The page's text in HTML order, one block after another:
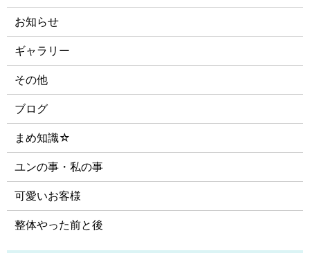
お知らせ
ギャラリー
その他
ブログ
まめ知識☆
ユンの事・私の事
可愛いお客様
整体やった前と後